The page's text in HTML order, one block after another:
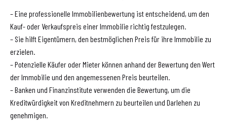
– Eine professionelle Immobilienbewertung ist entscheidend, um den
Kauf- oder Verkaufspreis einer Immobilie richtig festzulegen.
– Sie hilft Eigentümern, den bestmöglichen Preis für ihre Immobilie zu
erzielen.
– Potenzielle Käufer oder Mieter können anhand der Bewertung den Wert
der Immobilie und den angemessenen Preis beurteilen.
– Banken und Finanzinstitute verwenden die Bewertung, um die
Kreditwürdigkeit von Kreditnehmern zu beurteilen und Darlehen zu
genehmigen.